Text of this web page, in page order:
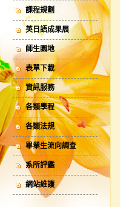
課程規劃
英日語成果展
師生園地
表單下載
資訊服務
各類學程
各類法規
畢業生流向調查
系所評鑑
網站維護